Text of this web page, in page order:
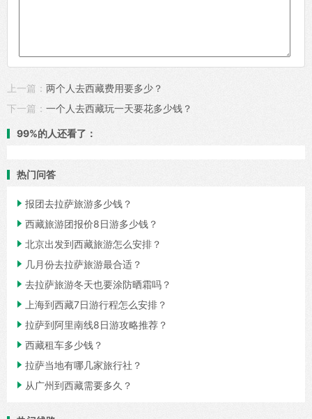
上一篇： 两个人去西藏费用要多少？
下一篇： 一个人去西藏玩一天要花多少钱？
99%的人还看了：
热门问答
 报团去拉萨旅游多少钱？
 西藏旅游团报价8日游多少钱？
 北京出发到西藏旅游怎么安排？
 几月份去拉萨旅游最合适？
 去拉萨旅游冬天也要涂防晒霜吗？
 上海到西藏7日游行程怎么安排？
 拉萨到阿里南线8日游攻略推荐？
 西藏租车多少钱？
 拉萨当地有哪几家旅行社？
 从广州到西藏需要多久？